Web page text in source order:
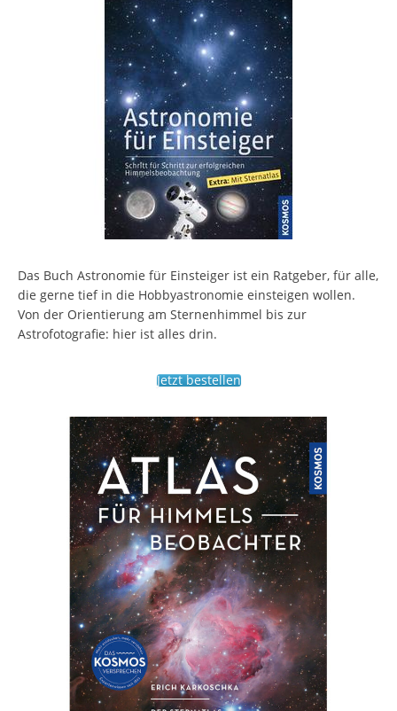
Das Buch Astronomie für Einsteiger ist ein Ratgeber, für alle,
die gerne tief in die Hobbyastronomie einsteigen wollen.
Von der Orientierung am Sternenhimmel bis zur
Astrofotografie: hier ist alles drin.
Jetzt bestellen